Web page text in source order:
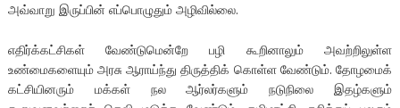
அவ்வாறு இருப்பின் எப்பொழுதும் அழிவில்லை.
எதிர்க்கட்சிகள் வேண்டுமென்றே பழி கூறினாலும் அவற்றிலுள்ள
உண்மைகளையும் அரசு ஆராய்ந்து திருத்திக் கொள்ள வேண்டும். தோழமைக்
கட்சியினரும் மக்கள் நல ஆர்லர்களும் நடுநிலை இதழ்களும்